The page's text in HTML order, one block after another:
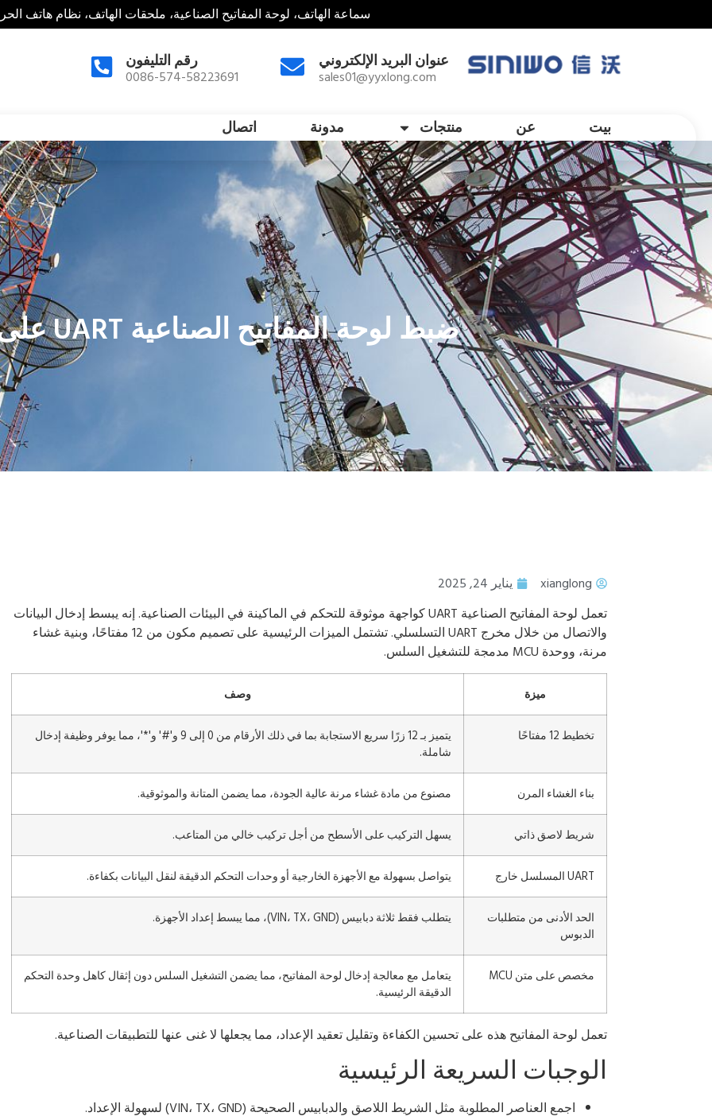
سماعة الهاتف، لوحة المفاتيح الصناعية، ملحقات الهاتف، نظام هاتف
عنوان البريد الإلكتروني
sales01@yyxlong.com
رقم التليفون
0086-574-58223691
بيت عن منتجات مدونة اتصال
ضبط لوحة المفاتيح الصناعية UART على جهازك
xianglong
يناير 24, 2025
تعمل لوحة المفاتيح الصناعية UART كواجهة موثوقة للتحكم في الماكينة في البيئات الصناعية. إنه يبسط إدخال البيانات
والاتصال من خلال مخرج UART التسلسلي. تشتمل الميزات الرئيسية على تصميم مكون من 12 مفتاحًا، وبنية غشاء
مرنة، ووحدة MCU مدمجة للتشغيل السلس.
ميزة وصف
تخطيط 12 مفتاحًا
يتميز بـ 12 زرًا سريع الاستجابة بما في ذلك الأرقام من 0 إلى 9 و'#' و'*'، مما يوفر وظيفة إدخال
شاملة.
بناء الغشاء المرن مصنوع من مادة غشاء مرنة عالية الجودة، مما يضمن المتانة والموثوقية.
شريط لاصق ذاتي يسهل التركيب على الأسطح من أجل تركيب خالي من المتاعب.
UART المسلسل خارج يتواصل بسهولة مع الأجهزة الخارجية أو وحدات التحكم الدقيقة لنقل البيانات بكفاءة.
الحد الأدنى من متطلبات
الدبوس
يتطلب فقط ثلاثة دبابيس (VIN، TX، GND)، مما يبسط إعداد الأجهزة.
مخصص على متن MCU
يتعامل مع معالجة إدخال لوحة المفاتيح، مما يضمن التشغيل السلس دون إثقال كاهل وحدة التحكم
الدقيقة الرئيسية.
تعمل لوحة المفاتيح هذه على تحسين الكفاءة وتقليل تعقيد الإعداد، مما يجعلها لا غنى عنها للتطبيقات الصناعية.
الوجبات السريعة الرئيسية
اجمع العناصر المطلوبة مثل الشريط اللاصق والدبابيس الصحيحة (VIN، TX، GND) لسهولة الإعداد.